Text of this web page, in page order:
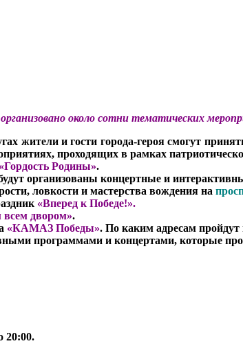
около сотни тематических
жители и гости города-героя смогут
проходящих в рамках
Родины».
организованы концертные и
ловкости и мастерства вождения на
«Вперед к Победе!».
всем двором».
«КАМАЗ Победы». По каким адресам
программами и концертами, которые
20:00.